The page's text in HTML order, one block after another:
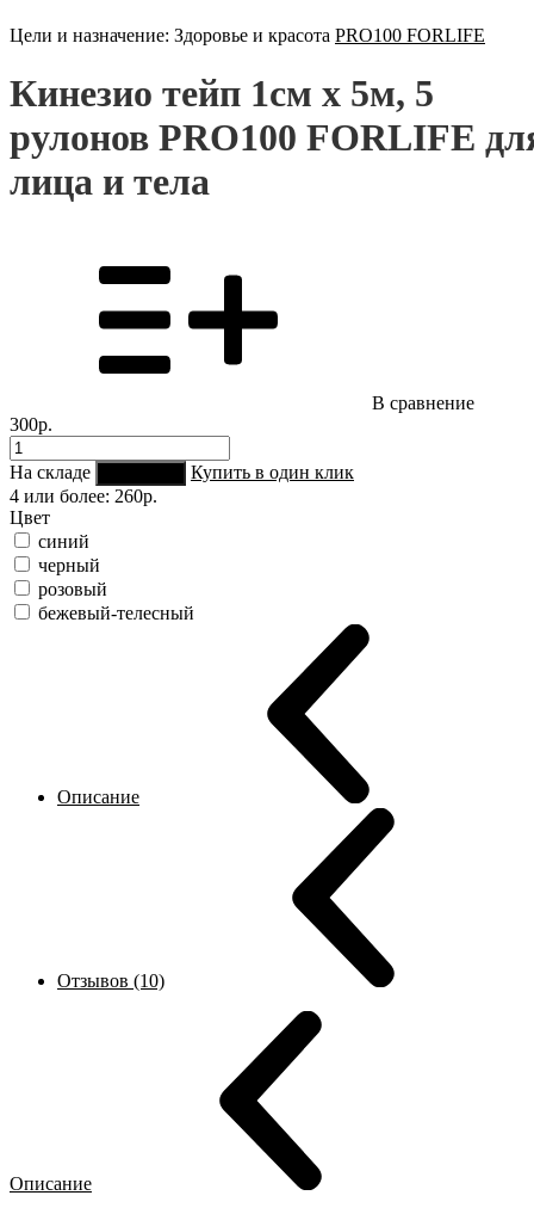
Цели и назначение: Здоровье и красота PRO100 FORLIFE
Кинезио тейп 1см х 5м, 5
рулонов PRO100 FORLIFE
лица и тела
В сравнение
300р.
На складе
Купить в один клик
4 или более: 260р.
Цвет
синий
черный
розовый
бежевый-телесный
Описание
Отзывов (10)
Описание